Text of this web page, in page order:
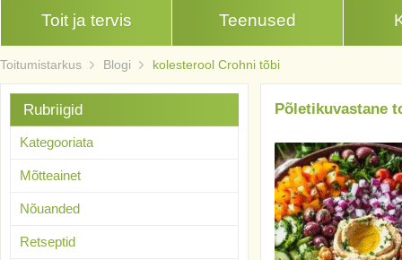
Toit ja tervis Teenused
Toitumistarkus Blogi kolesterool Crohni tõbi
Põletikuvastane
Rubriigid
Kategooriata
Mõtteainet
Nõuanded
Retseptid